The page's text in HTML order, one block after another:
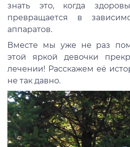
знать это, когда
превращается в
аппаратов.
Вместе мы уже не раз
этой яркой девочки
лечении! Расскажем её
не так давно.